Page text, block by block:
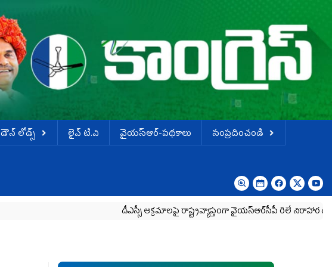
డౌన్ లోడ్స్ లైవ్ టి.వి వైయస్ఆర్-పథకాలు
సంప్రదించండి
డీఎస్సీ అక్రమాలపై రాష్ట్రవ్యాప్తంగా వైయ‌స్ఆర్‌సీపీ రిలే నిరాహార దీక్షలు